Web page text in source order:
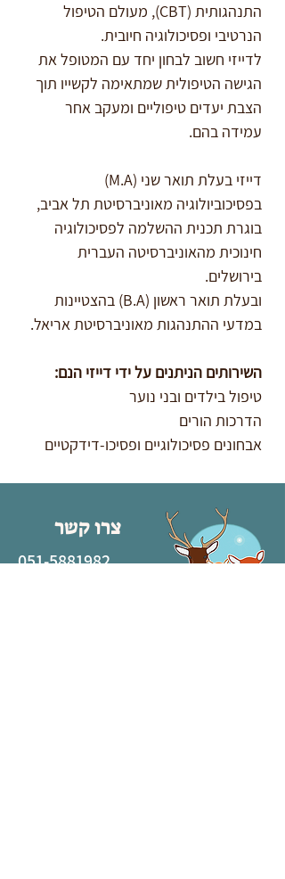
התנהגותית (CBT), מעולם הטיפול
הנרטיבי ופסיכולוגיה חיובית.
לדייזי חשוב לבחון יחד עם המטופל את
הגישה הטיפולית שמתאימה לקשייו תוך
הצבת יעדים טיפוליים ומעקב אחר
עמידה בהם.
דייזי בעלת תואר שני (M.A)
בפסיכוביולוגיה מאוניברסיטת תל אביב,
בוגרת תכנית ההשלמה לפסיכולוגיה
חינוכית מהאוניברסיטה העברית
בירושלים.
ובעלת תואר ראשון (B.A) בהצטיינות
במדעי ההתנהגות מאוניברסיטת אריאל.
השירותים הניתנים על ידי דייזי הנם:
טיפול בילדים ובני נוער
הדרכות הורים
אבחונים פסיכולוגיים ופסיכו-דידקטיים
צרו קשר
051-5881982